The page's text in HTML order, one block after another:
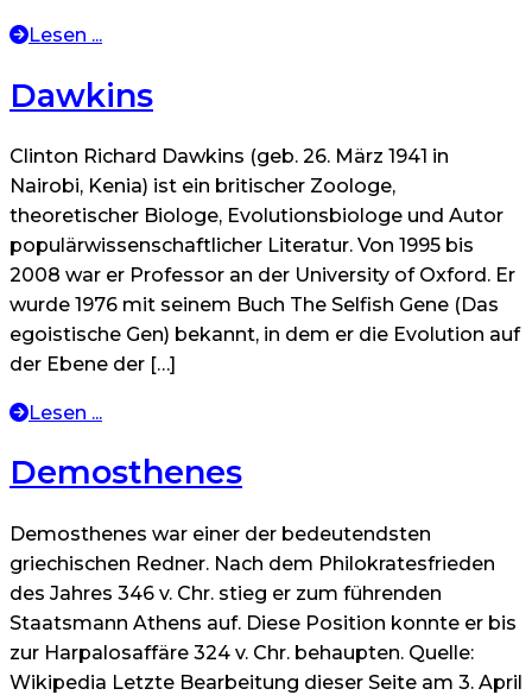
Lesen ...
Dawkins
Clinton Richard Dawkins (geb. 26. März 1941 in
Nairobi, Kenia) ist ein britischer Zoologe,
theoretischer Biologe, Evolutionsbiologe und Autor
populärwissenschaftlicher Literatur. Von 1995 bis
2008 war er Professor an der University of Oxford. Er
wurde 1976 mit seinem Buch The Selfish Gene (Das
egoistische Gen) bekannt, in dem er die Evolution auf
der Ebene der […]
Lesen ...
Demosthenes
Demosthenes war einer der bedeutendsten
griechischen Redner. Nach dem Philokratesfrieden
des Jahres 346 v. Chr. stieg er zum führenden
Staatsmann Athens auf. Diese Position konnte er bis
zur Harpalosaffäre 324 v. Chr. behaupten. Quelle:
Wikipedia Letzte Bearbeitung dieser Seite am 3. April